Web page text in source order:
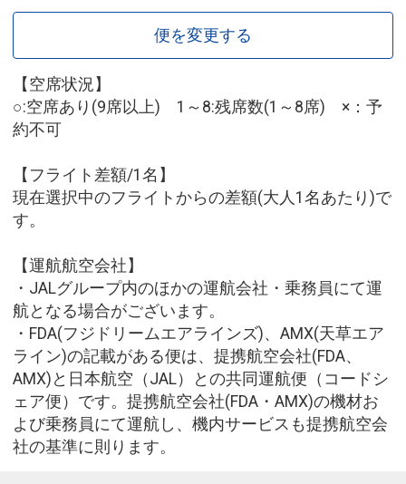
便を変更する
【空席状況】
○:空席あり(9席以上) 1～8:残席数(1～8席) ×：予
約不可
【フライト差額/1名】
現在選択中のフライトからの差額(大人1名あたり)で
す。
【運航航空会社】
・JALグループ内のほかの運航会社・乗務員にて運
航となる場合がございます。
・FDA(フジドリームエアラインズ)、AMX(天草エア
ライン)の記載がある便は、提携航空会社(FDA、
AMX)と日本航空（JAL）との共同運航便（コードシ
ェア便）です。提携航空会社(FDA・AMX)の機材お
よび乗務員にて運航し、機内サービスも提携航空会
社の基準に則ります。